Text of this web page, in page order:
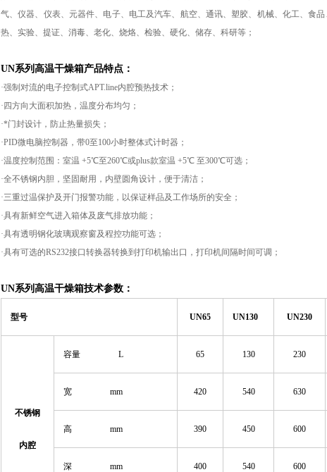
气、仪器、仪表、元器件、电子、电工及汽车、航空、通讯、塑胶、机械、化工、食
热、实验、提证、消毒、老化、烧烙、检验、硬化、储存、科研等；
UN系列高温干燥箱产品特点：
·强制对流的电子控制式APT.line内腔预热技术；
·四方向大面积加热，温度分布均匀；
·*门封设计，防止热量损失；
·PID微电脑控制器，带0至100小时整体式计时器；
·温度控制范围：室温 +5℃至260℃或plus款室温 +5℃ 至300℃可选；
·全不锈钢内胆，坚固耐用，内壁圆角设计，便于清洁；
·三重过温保护及开门报警功能，以保证样品及工作场所的安全；
·具有新鲜空气进入箱体及废气排放功能；
·具有透明钢化玻璃观察窗及程控功能可选；
·具有可选的RS232接口转换器转换到打印机输出口，打印机间隔时间可调；
UN系列高温干燥箱技术参数 ：
型号 UN65 UN130 UN230
不锈钢
内腔
容量 L 65 130 230
宽 mm 420 540 630
高 mm 390 450 600
深 mm 400 540 600